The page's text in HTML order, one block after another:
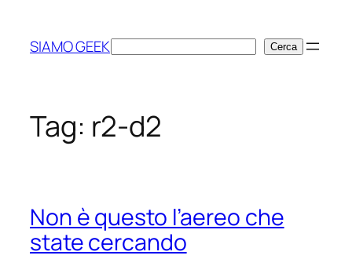
contenuto
SIAMO GEEKCerca Cerca
Tag: r2-d2
Non è questo l’aereo che
state cercando